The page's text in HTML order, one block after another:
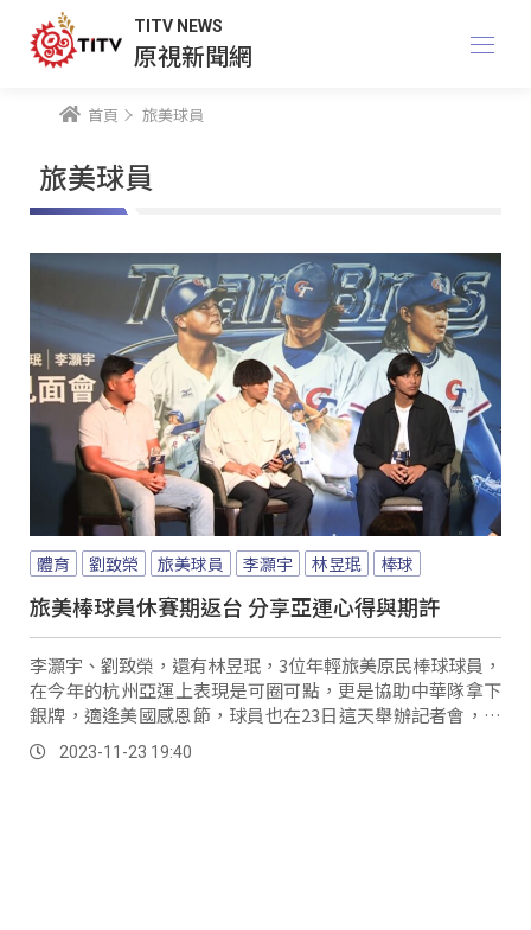
TITV NEWS
原視新聞網
首頁 旅美球員
旅美球員
體育 劉致榮 旅美球員 李灝宇 林昱珉 棒球
旅美棒球員休賽期返台 分享亞運心得與期許
李灝宇、劉致榮，還有林昱珉，3位年輕旅美原民棒球球員，
在今年的杭州亞運上表現是可圈可點，更是協助中華隊拿下
銀牌，適逢美國感恩節，球員也在23日這天舉辦記者會，向
大眾分享自己參與杭州亞運心得與趣事。
2023-11-23 19:40